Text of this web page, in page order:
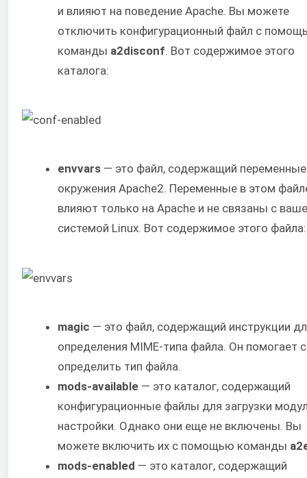
и влияют на поведение Apache. Вы можете
отключить конфигурационный файл с
команды a2disconf . Вот содержимое этого
каталога:
envvars — это файл, содержащий переменные
окружения Apache2. Переменные в этом
влияют только на Apache и не связаны с
системой Linux. Вот содержимое этого файла:
magic — это файл, содержащий инструкции
определения MIME-типа файла. Он помогает
определить тип файла.
mods-available — это каталог, содержащий
конфигурационные файлы для загрузки
настройки. Однако они еще не включены. Вы
можете включить их с помощью команды
mods-enabled — это каталог, содержащий